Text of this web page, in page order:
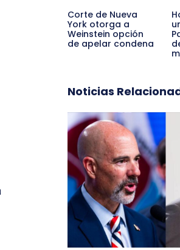
Corte de Nueva
York otorga a
Weinstein opción
de apelar condena
Noticias